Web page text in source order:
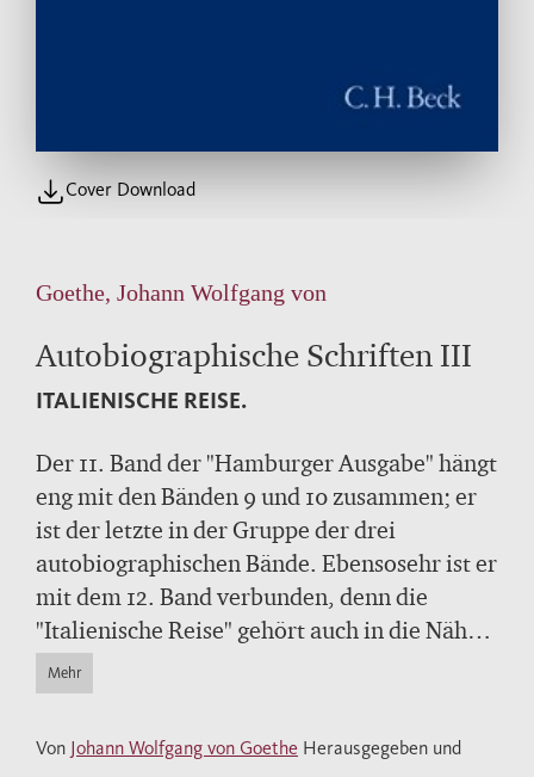
Cover Download
Goethe, Johann Wolfgang von
Autobiographische Schriften III
ITALIENISCHE REISE.
Der 11. Band der "Hamburger Ausgabe" hängt
eng mit den Bänden 9 und 10 zusammen; er
ist der letzte in der Gruppe der drei
autobiographischen Bände. Ebensosehr ist er
mit dem 12. Band verbunden, denn die
"Italienische Reise" gehört auch in die Nähe
der Schriften zur Kunst. Der Kunsthistoriker
Herbert v. Einem, der die Kunstschriften in
den Kommentar zu der "Italienischen Reise"
Mehr
Von Johann Wolfgang von Goethe Herausgegeben und